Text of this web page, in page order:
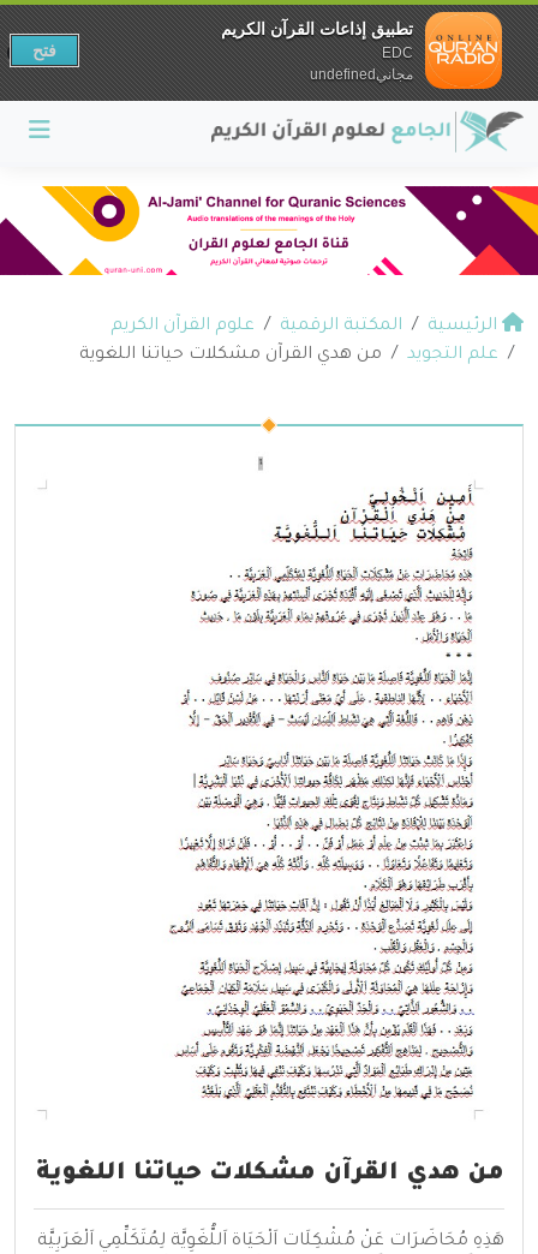
الرئيسية المكتبة الرقمية
علوم القرآن الكريم
علم التجويد
من هدي القرآن مشكلات حياتنا اللغوية
من هدي القرآن مشكلات حياتنا اللغوية
هَذِهِ مُحَاضَرَات عَنْ مُشْكِلَات اَلْحَيَاة اَللُّغَوِيَّة لِمُتَكَلِّمِي اَلْعَرَبِيَّة
تطبيق إذاعات القرآن الكريم
EDC
مجانيundefined
فتح